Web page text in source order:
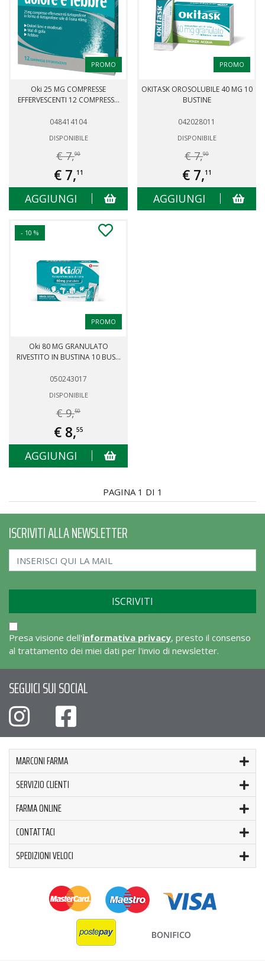
PROMO
Oki 25 MG COMPRESSE
EFFERVESCENTI 12 COMPRESS...
048414104
DISPONIBILE
€ 7,90
€ 7,11
AGGIUNGI
PROMO
OKITASK OROSOLUBILE 40 MG 10
BUSTINE
042028011
DISPONIBILE
€ 7,90
€ 7,11
AGGIUNGI
- 10 %
PROMO
Oki 80 MG GRANULATO
RIVESTITO IN BUSTINA 10 BUS...
050243017
DISPONIBILE
€ 9,50
€ 8,55
AGGIUNGI
PAGINA 1 DI 1
ISCRIVITI ALLA NEWSLETTER
Presa visione dell'informativa privacy, presto il consenso
al trattamento dei miei dati per l'invio di newsletter.
SEGUICI SUI SOCIAL
MARCONI FARMA
SERVIZIO CLIENTI
FARMA ONLINE
CONTATTACI
SPEDIZIONI VELOCI